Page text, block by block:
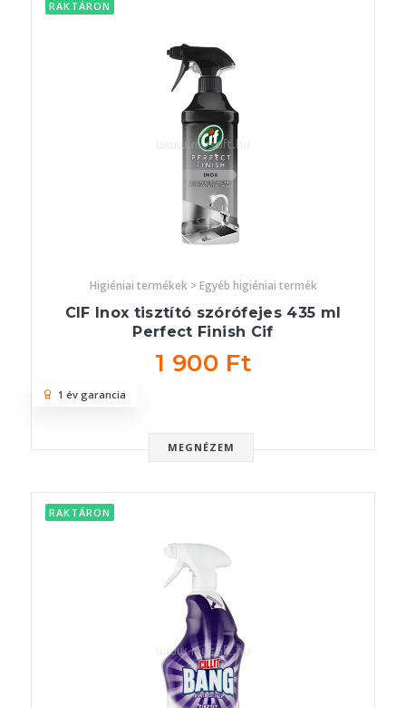
RAKTÁRON
Higiéniai termékek > Egyéb higiéniai termék
CIF Inox tisztító szórófejes 435 ml
Perfect Finish Cif
1 900 Ft
MEGNÉZEM
1 év garancia
RAKTÁRON